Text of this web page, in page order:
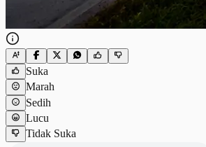
Suka
Marah
Sedih
Lucu
Tidak Suka